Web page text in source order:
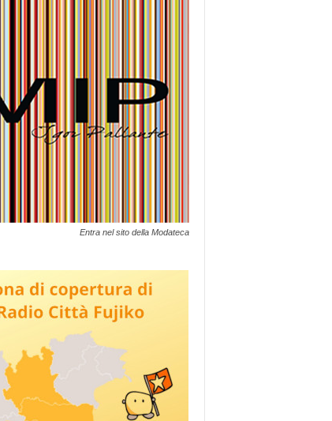
Entra nel sito della Modateca